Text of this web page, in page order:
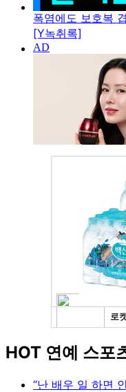
폭염에도 보호복
[Y녹취록]
HOT 연예 스포
“난 배우 일 하면